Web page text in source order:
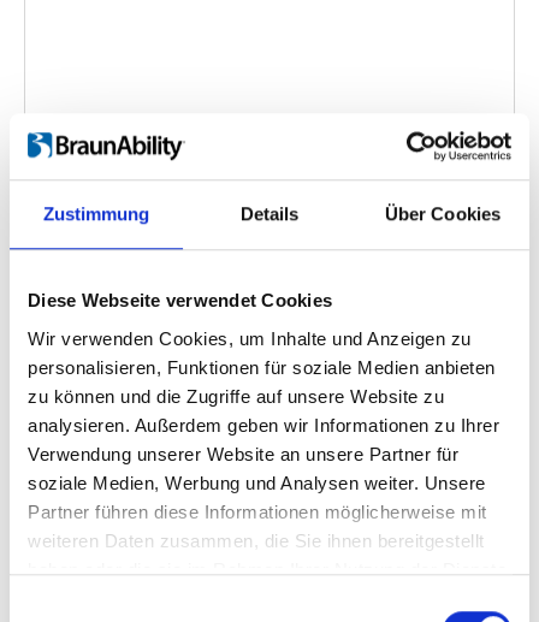
Zustimmung Details Über Cookies
Diese Webseite verwendet Cookies
Wir verwenden Cookies, um Inhalte und Anzeigen zu
personalisieren, Funktionen für soziale Medien anbieten
zu können und die Zugriffe auf unsere Website zu
analysieren. Außerdem geben wir Informationen zu Ihrer
Verwendung unserer Website an unsere Partner für
soziale Medien, Werbung und Analysen weiter. Unsere
Partner führen diese Informationen möglicherweise mit
weiteren Daten zusammen, die Sie ihnen bereitgestellt
haben oder die sie im Rahmen Ihrer Nutzung der Dienste
FEAL Portable Ramps
Videosprache:
telescopic ramp, Telescopic ramp, Product video
Zurück 1 Weiter
Suchen Sie etwas Bestimmtes?
Wenn Sie nach einem Video zu einem bestimmten Produkt
Menü auf der linken Seite auswählen. Bitte beachten Sie, dass es